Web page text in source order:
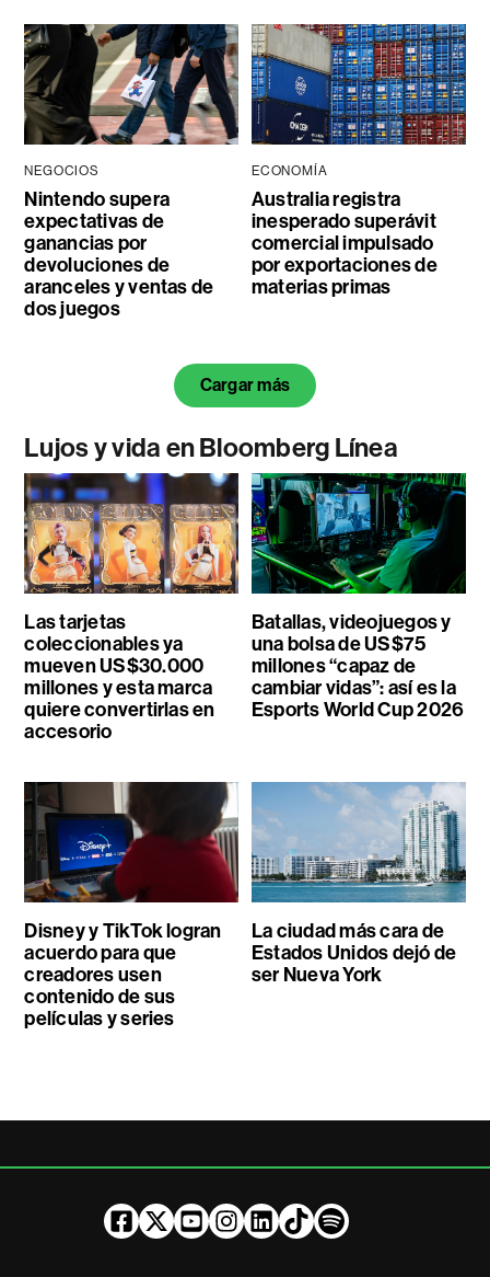
NEGOCIOS
Nintendo supera
expectativas de
ganancias por
devoluciones de
aranceles y ventas de
dos juegos
ECONOMÍA
Australia registra
inesperado superávit
comercial impulsado
por exportaciones de
materias primas
Cargar más
Lujos y vida en Bloomberg Línea
Las tarjetas
coleccionables ya
mueven US$30.000
millones y esta marca
quiere convertirlas en
accesorio
Batallas, videojuegos y
una bolsa de US$75
millones “capaz de
cambiar vidas”: así es la
Esports World Cup 2026
Disney y TikTok logran
acuerdo para que
creadores usen
contenido de sus
películas y series
La ciudad más cara de
Estados Unidos dejó de
ser Nueva York